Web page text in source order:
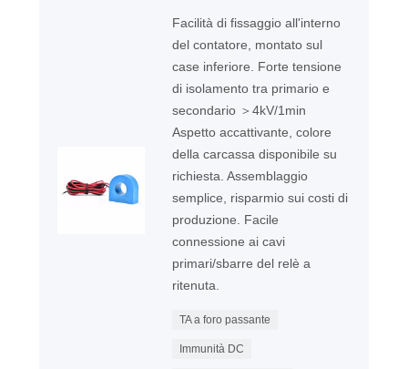
Facilità di fissaggio all'interno
del contatore, montato sul
case inferiore. Forte tensione
di isolamento tra primario e
secondario ＞4kV/1min
Aspetto accattivante, colore
della carcassa disponibile su
richiesta. Assemblaggio
semplice, risparmio sui costi di
produzione. Facile
connessione ai cavi
primari/sbarre del relè a
ritenuta.
TA a foro passante
Immunità DC